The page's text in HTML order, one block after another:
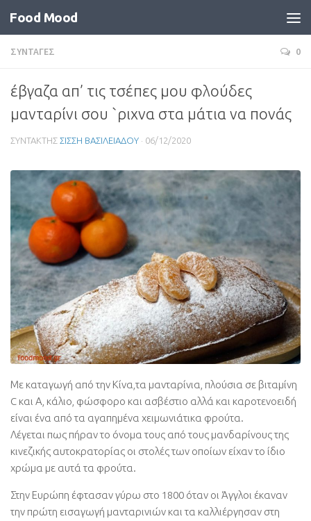
Food Mood
ΣΥΝΤΑΓΕΣ 0
έβγαζα απ’ τις τσέπες μου φλούδες
μανταρίνι σου `ριχνα στα μάτια να πονάς
ΣΥΝΤΑΚΤΗΣ ΣΙΣΣΗ ΒΑΣΙΛΕΙΑΔΟΥ · 06/12/2020
Με καταγωγή από την Κίνα,τα μανταρίνια, πλούσια σε βιταμίνη
C και Α, κάλιο, φώσφορο και ασβέστιο αλλά και καροτενοειδή
είναι ένα από τα αγαπημένα χειμωνιάτικα φρούτα.
Λέγεται πως πήραν το όνομα τους από τους μανδαρίνους της
κινεζικής αυτοκρατορίας οι στολές των οποίων είχαν το ίδιο
χρώμα με αυτά τα φρούτα.
Στην Ευρώπη έφτασαν γύρω στο 1800 όταν οι Άγγλοι έκαναν
την πρώτη εισαγωγή μανταρινιών και τα καλλιέργησαν στη